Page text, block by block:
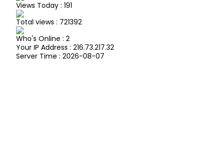
Views Today : 191
Total views : 721392
Who's Online : 2
Your IP Address : 216.73.217.32
Server Time : 2026-08-07